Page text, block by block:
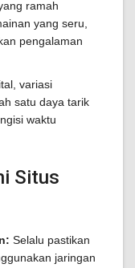
ramah
yang seru,
pengalaman
variasi
satu daya tarik
waktu
Situs
Selalu pastikan
jaringan